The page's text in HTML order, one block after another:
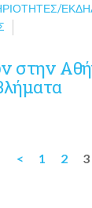
στην
< 1 2 3